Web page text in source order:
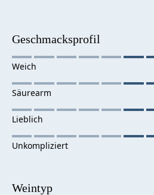
Geschmacksprofil
Weintyp